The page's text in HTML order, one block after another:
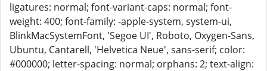
ligatures: normal; font-variant-caps: normal; font-
weight: 400; font-family: -apple-system, system-ui,
BlinkMacSystemFont, 'Segoe UI', Roboto, Oxygen-Sans,
Ubuntu, Cantarell, 'Helvetica Neue', sans-serif; color:
#000000; letter-spacing: normal; orphans: 2; text-align: